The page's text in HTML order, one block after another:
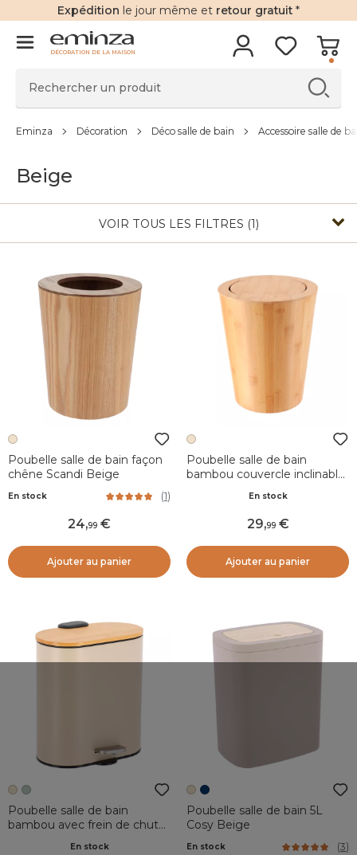
Expédition le jour même et retour gratuit *
DÉCORATION DE LA MAISON
Eminza Décoration Déco salle de bain Accessoire salle de
Beige
VOIR TOUS LES FILTRES (1)
Poubelle salle de bain façon
chêne Scandi Beige
En stock (1)
24,99
Ajouter au panier
Poubelle salle de bain
bambou couvercle inclinable
En stock
29,99
Ajouter au panier
Poubelle salle de bain
bambou avec frein de chute
En stock
Poubelle salle de bain 5L
Cosy Beige
En stock (3)